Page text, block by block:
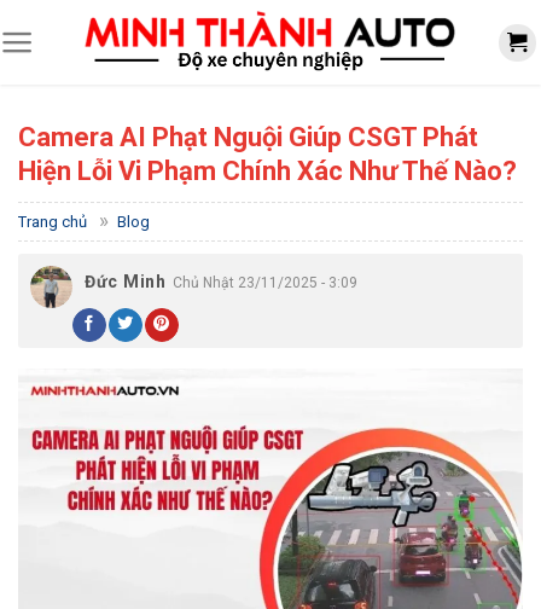
to
Camera AI Phạt Nguội Giúp CSGT Phát
Hiện Lỗi Vi Phạm Chính Xác Như Thế Nào?
Trang chủ » Blog
Đức Minh Chủ Nhật 23/11/2025 - 3:09